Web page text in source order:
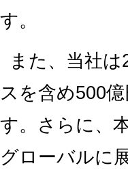
す。
また、当社
スを含め500
す。さらに、
グローバルに